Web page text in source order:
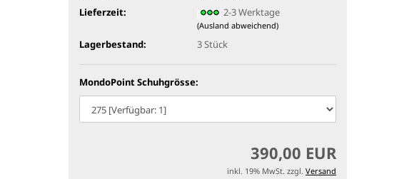
Lieferzeit:
2-3 Werktage
(Ausland abweichend)
Lagerbestand: 3 Stück
MondoPoint Schuhgrösse:
390,00 EUR
inkl. 19% MwSt. zzgl. Versand